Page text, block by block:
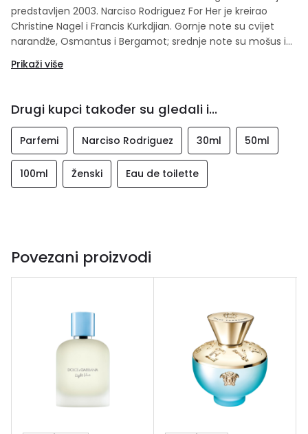
predstavljen 2003. Narciso Rodriguez For Her je kreirao
Christine Nagel i Francis Kurkdjian. Gornje note su cvijet
narandže, Osmantus i Bergamot; srednje note su mošus i
Prikaži više
Drugi kupci također su gledali i...
Parfemi Narciso Rodriguez 30ml 50ml
100ml Ženski Eau de toilette
Povezani proizvodi